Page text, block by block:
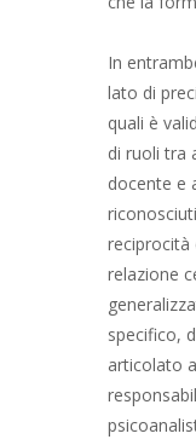
In
lato di
quali è
di ruoli tra
docente e
reciprocità
relazione
specifico,
articolato